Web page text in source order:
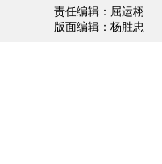
责任编辑：屈运栩
版面编辑：杨胜忠